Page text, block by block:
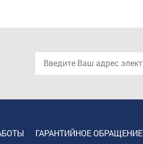
ГАРАНТИЙНОЕ ОБРАЩЕНИЕ